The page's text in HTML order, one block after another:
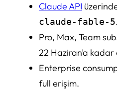
Claude API
claude-fable-5.
Pro, Max, Team
22 Haziran’a
Enterprise
full erişim.